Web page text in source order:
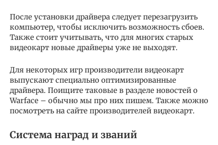
После установки драйвера следует перезагрузить
компьютер, чтобы исключить возможность сбоев.
Также стоит учитывать, что для многих старых
видеокарт новые драйверы уже не выходят.
Для некоторых игр производители видеокарт
выпускают специально оптимизированные
драйвера. Поищите таковые в разделе новостей о
Warface – обычно мы про них пишем. Также можно
посмотреть на сайте производителей видеокарт.
Система наград и званий